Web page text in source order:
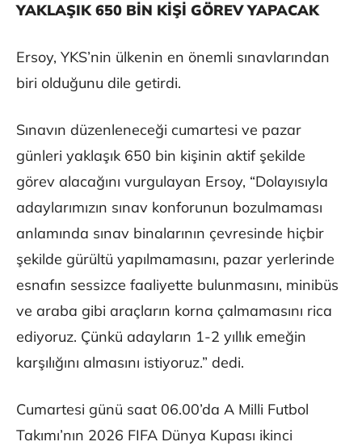
YAKLAŞIK 650 BİN KİŞİ GÖREV YAPACAK
Ersoy, YKS’nin ülkenin en önemli sınavlarından
biri olduğunu dile getirdi.
Sınavın düzenleneceği cumartesi ve pazar
günleri yaklaşık 650 bin kişinin aktif şekilde
görev alacağını vurgulayan Ersoy, “Dolayısıyla
adaylarımızın sınav konforunun bozulmaması
anlamında sınav binalarının çevresinde hiçbir
şekilde gürültü yapılmamasını, pazar yerlerinde
esnafın sessizce faaliyette bulunmasını, minibüs
ve araba gibi araçların korna çalmamasını rica
ediyoruz. Çünkü adayların 1-2 yıllık emeğin
karşılığını almasını istiyoruz.” dedi.
Cumartesi günü saat 06.00’da A Milli Futbol
Takımı’nın 2026 FIFA Dünya Kupası ikinci